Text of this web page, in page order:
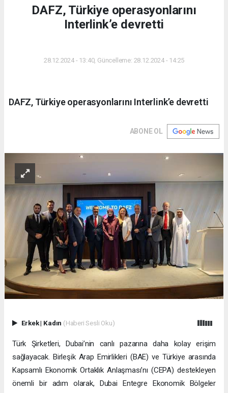
DAFZ, Türkiye operasyonlarını
Interlink’e devretti
28.12.2024 - 13:40, Güncelleme: 28.12.2024 - 14:25
DAFZ, Türkiye operasyonlarını Interlink’e devretti
ABONE OL
Erkek| Kadın (Haberi Sesli Oku)
Türk Şirketleri, Dubai’nin canlı pazarına daha kolay erişim
sağlayacak. Birleşik Arap Emirlikleri (BAE) ve Türkiye arasında
Kapsamlı Ekonomik Ortaklık Anlaşması’nı (CEPA) destekleyen
önemli bir adım olarak, Dubai Entegre Ekonomik Bölgeler